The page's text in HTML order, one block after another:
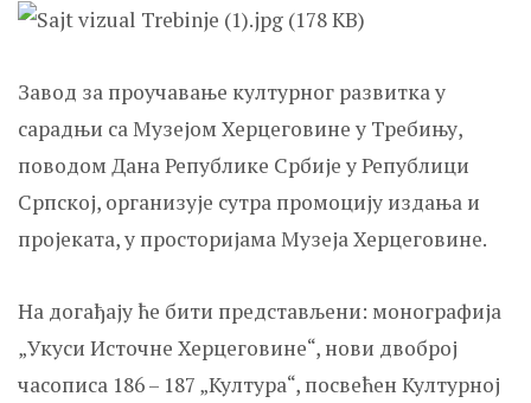
Завод за проучавање културног развитка у
сарадњи са Музејом Херцеговине у Требињу,
поводом Дана Републике Србије у Републици
Српској, организује сутра промоцију издања и
пројеката, у просторијама Музеја Херцеговине.
На догађају ће бити представљени: монографија
„Укуси Источне Херцеговине“, нови двоброј
часописа 186 – 187 „Култура“, посвећен Културној